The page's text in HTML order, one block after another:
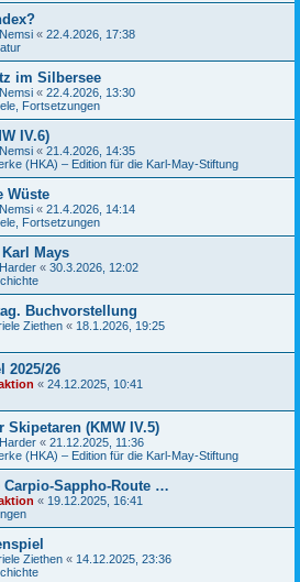
« 22.4.2026, 17:38
im Silbersee
« 22.4.2026, 13:30
Fortsetzungen
IV.6)
« 21.4.2026, 14:35
(HKA) – Edition für die Karl-May-Stiftung
Wüste
« 21.4.2026, 14:14
Fortsetzungen
Mays
« 30.3.2026, 12:02
Buchvorstellung
Ziethen « 18.1.2026, 19:25
2025/26
« 24.12.2025, 10:41
Skipetaren (KMW IV.5)
« 21.12.2025, 11:36
(HKA) – Edition für die Karl-May-Stiftung
Carpio-Sappho-Route …
« 19.12.2025, 16:41
Ziethen « 14.12.2025, 23:36